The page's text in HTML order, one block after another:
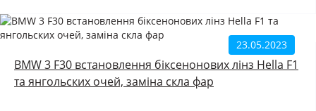
23.05.2023
BMW 3 F30 встановлення біксенонових лінз Hella F1
та янгольских очей, заміна скла фар